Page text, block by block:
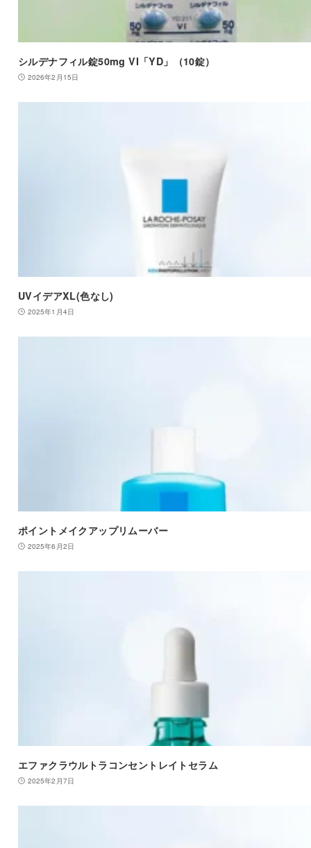
シルデナフィル錠50mg VI「YD」（10錠）
2026年2月15日
UVイデアXL(色なし)
2025年1月4日
ポイントメイクアップリムーバー
2025年6月2日
エファクラウルトラコンセントレイトセラム
2025年2月7日